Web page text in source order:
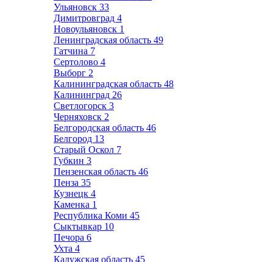
Ульяновск 33
Димитровград 4
Новоульяновск 1
Ленинградская область 49
Гатчина 7
Сертолово 4
Выборг 2
Калининградская область 48
Калининград 26
Светлогорск 3
Черняховск 2
Белгородская область 46
Белгород 13
Старый Оскол 7
Губкин 3
Пензенская область 46
Пенза 35
Кузнецк 4
Каменка 1
Республика Коми 45
Сыктывкар 10
Печора 6
Ухта 4
Калужская область 45